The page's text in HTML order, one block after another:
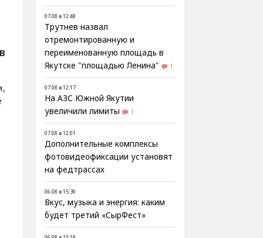
07.08 в 12:48
Трутнев назвал
отремонтированную и
переименованную площадь в
Якутске "площадью Ленина"
1
07.08 в 12:17
На АЗС Южной Якутии
увеличили лимиты
1
07.08 в 12:01
Дополнительные комплексы
фотовидеофиксации установят
на федтрассах
06.08 в 15:39
Вкус, музыка и энергия: каким
будет третий «СырФест»